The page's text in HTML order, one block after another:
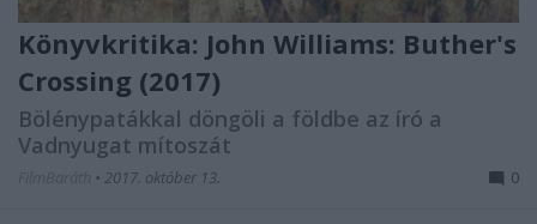
Könyvkritika: John Williams: Buther's
Crossing (2017)
Bölénypatákkal döngöli a földbe az író a
Vadnyugat mítoszát
• 2017. október 13. 0